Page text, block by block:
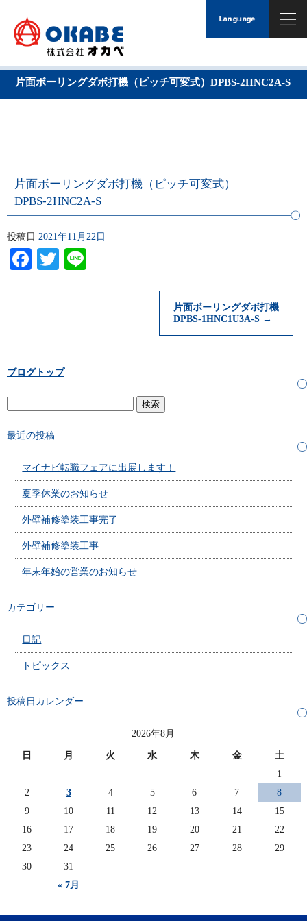
片面ボーリングダボ打機（ピッチ可変式）DPBS-2HNC2A-S
片面ボーリングダボ打機（ピッチ可変式）
DPBS-2HNC2A-S
投稿日 2021年11月22日
Facebook
Twitter
片面ボーリングダボ打機
DPBS-1HNC1U3A-S →
ブログトップ
最近の投稿
マイナビ転職フェアに出展します！
夏季休業のお知らせ
外壁補修塗装工事完了
外壁補修塗装工事
年末年始の営業のお知らせ
カテゴリー
日記
トピックス
投稿日カレンダー
2026年8月
日 月 火 水 木 金 土
« 7月
1
2
3 4 5 6 7
8
9
10 11 12 13 14
15
16
17 18 19 20 21
22
23
24 25 26 27 28
29
30
31